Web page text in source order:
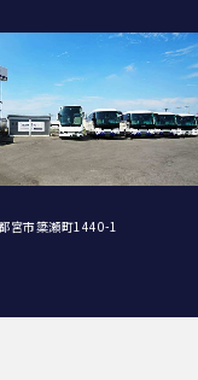
宮市簗瀬町1440-1